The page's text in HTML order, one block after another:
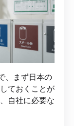
、まず日本の
ておくことが
自社に必要な